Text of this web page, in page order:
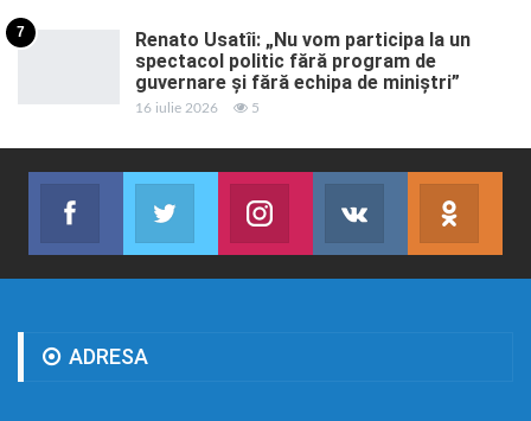
7
Renato Usatîi: „Nu vom participa la un
spectacol politic fără program de
guvernare și fără echipa de miniștri”
16 iulie 2026 5
Facebook
Abonează-te
Twitter
Join us on TwitterJoin us on Instagram
Abonează-te
ADRESA